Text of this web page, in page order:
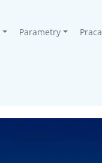
Parametry Praca